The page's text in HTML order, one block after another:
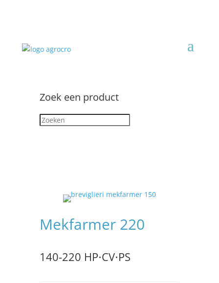
Zoek een product
Mekfarmer 220
140-220 HP⋅CV⋅PS